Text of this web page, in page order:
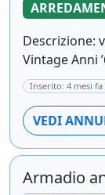
Descrizione:
Vintage Anni
Inserito: 4 mesi fa
VEDI
Armadio